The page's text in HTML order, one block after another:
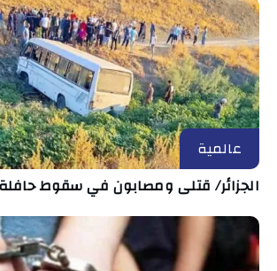
عالمية
الجزائر/ قتلى ومصابون في سقوط